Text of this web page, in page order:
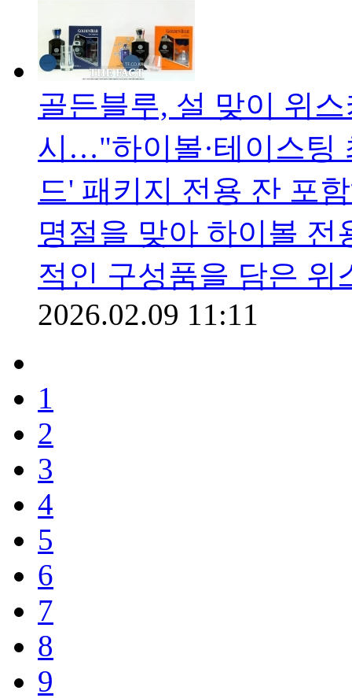
골든블루, 설 맞이 위
시…"하이볼·테이스팅
드' 패키지 전용 잔 포
명절을 맞아 하이볼
적인 구성품을 담은 위
2026.02.09 11:11
1
2
3
4
5
6
7
8
9